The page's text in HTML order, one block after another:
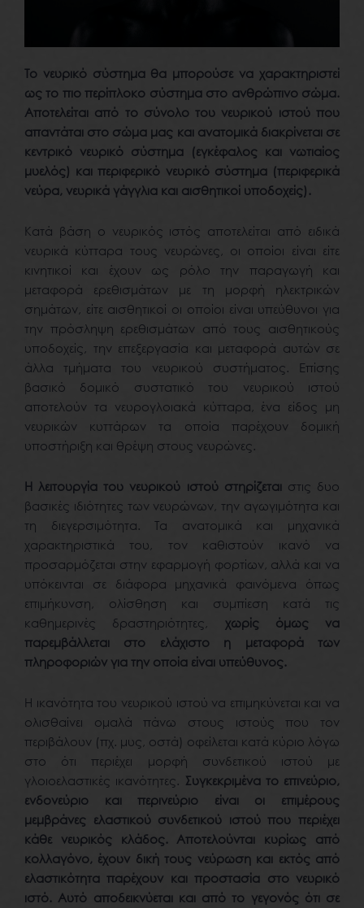
Το νευρικό σύστημα θα μπορούσε να χαρακτηριστεί
ως το πιο περίπλοκο σύστημα στο ανθρώπινο σώμα.
Αποτελείται από το σύνολο του νευρικού ιστού που
απαντάται στο σώμα μας και ανατομικά διακρίνεται σε
κεντρικό νευρικό σύστημα (εγκέφαλος και νωτιαίος
μυελός) και περιφερικό νευρικό σύστημα (περιφερικά
νεύρα, νευρικά γάγγλια και αισθητικοί υποδοχείς).
Κατά βάση ο νευρικός ιστός αποτελείται από ειδικά
νευρικά κύτταρα τους νευρώνες, οι οποίοι είναι είτε
κινητικοί και έχουν ως ρόλο την παραγωγή και
μεταφορά ερεθισμάτων με τη μορφή ηλεκτρικών
σημάτων, είτε αισθητικοί οι οποίοι είναι υπεύθυνοι για
την πρόσληψη ερεθισμάτων από τους αισθητικούς
υποδοχείς, την επεξεργασία και μεταφορά αυτών σε
άλλα τμήματα του νευρικού συστήματος. Επίσης
βασικό δομικό συστατικό του νευρικού ιστού
αποτελούν τα νευρογλοιακά κύτταρα, ένα είδος μη
νευρικών κυττάρων τα οποία παρέχουν δομική
υποστήριξη και θρέψη στους νευρώνες.
Η λειτουργία του νευρικού ιστού στηρίζεταιστις δυο
βασικές ιδιότητες των νευρώνων, την αγωγιμότητα και
τη διεγερσιμότητα. Τα ανατομικά και μηχανικά
χαρακτηριστικά του, τον καθιστούν ικανό να
προσαρμόζεται στην εφαρμογή φορτίων, αλλά και να
υπόκεινται σε διάφορα μηχανικά φαινόμενα όπως
επιμήκυνση, ολίσθηση και συμπίεση κατά τις
καθημερινές δραστηριότητες, χωρίς όμως να
παρεμβάλλεται στο ελάχιστο η μεταφορά των
πληροφοριών για την οποία είναι υπεύθυνος.
Η ικανότητα του νευρικού ιστού να επιμηκύνεται και να
ολισθαίνει ομαλά πάνω στους ιστούς που τον
περιβάλουν (πχ. μυς, οστά) οφείλεται κατά κύριο λόγω
στο ότι περιέχει μορφή συνδετικού ιστού με
γλοιοελαστικές ικανότητες. Συγκεκριμένα το επινεύριο,
ενδονεύριο και περινεύριο είναι οι επιμέρους
μεμβράνες ελαστικού συνδετικού ιστού που περιέχει
κάθε νευρικός κλάδος. Αποτελούνται κυρίως από
κολλαγόνο, έχουν δική τους νεύρωση και εκτός από
ελαστικότητα παρέχουν και προστασία στο νευρικό
ιστό. Αυτό αποδεικνύεται και από το γεγονός ότι σε